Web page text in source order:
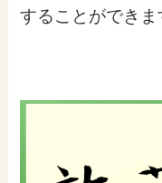
することができま